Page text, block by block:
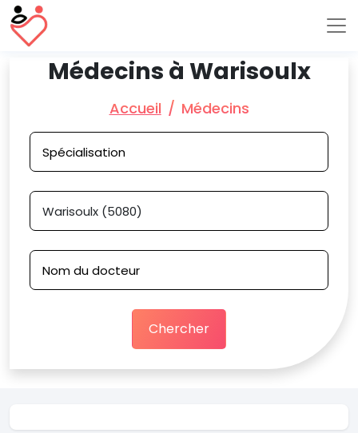
Médecins à Warisoulx
Accueil Médecins
Chercher